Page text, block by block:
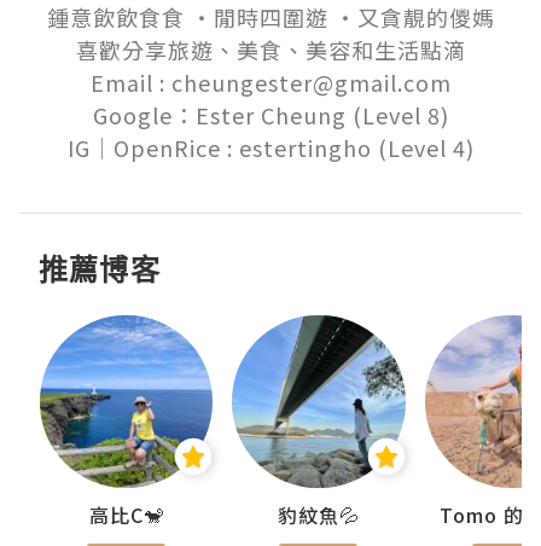
鍾意飲飲食食 ‧閒時四圍遊 ‧又貪靚的儍媽
喜歡分享旅遊、美食、美容和生活點滴
Email : cheungester@gmail.com
Google：Ester Cheung (Level 8)
推薦博客
高比C🐒 豹紋魚💦